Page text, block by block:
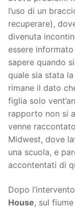
l’uso di un
recuperare),
divenuta
essere
sapere quando
quale sia stata
rimane il dato
figlia solo
rapporto non si
venne
Midwest, dove
una scuola, e
accontentati di
Dopo
House, sul